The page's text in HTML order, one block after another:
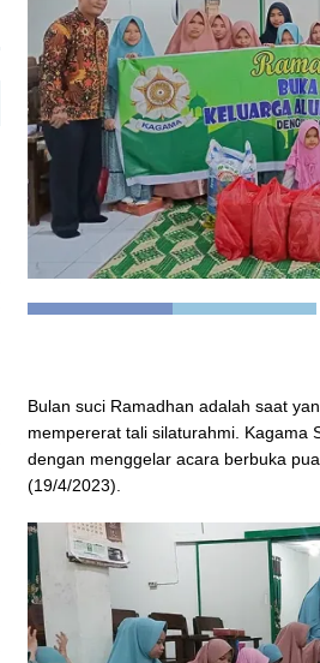
Bulan suci Ramadhan adalah saat
mempererat tali silaturahmi. Kagama
dengan menggelar acara berbuka
(19/4/2023).